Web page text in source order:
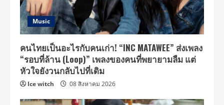
Music
คนไทยเป็นอะไรกับคนเก่า! “INC MATAWEE” ส่งเพลง
“รอบที่ล้าน (Loop)” เพลงของคนที่พยายามลืม แต่
หัวใจยังวนกลับไปที่เดิม
Ice witch 08 สิงหาคม 2026